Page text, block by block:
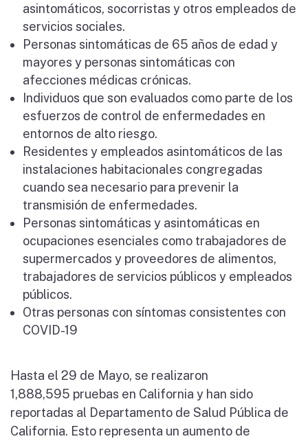
asintomáticos, socorristas y otros empleados de
servicios sociales.
Personas sintomáticas de 65 años de edad y
mayores y personas sintomáticas con
afecciones médicas crónicas.
Individuos que son evaluados como parte de los
esfuerzos de control de enfermedades en
entornos de alto riesgo.
Residentes y empleados asintomáticos de las
instalaciones habitacionales congregadas
cuando sea necesario para prevenir la
transmisión de enfermedades.
Personas sintomáticas y asintomáticas en
ocupaciones esenciales como trabajadores de
supermercados y proveedores de alimentos,
trabajadores de servicios públicos y empleados
públicos.
Otras personas con síntomas consistentes con
COVID-19
Hasta el 29 de Mayo, se realizaron
1,888,595 pruebas en California y han sido
reportadas al Departamento de Salud Pública de
California. Esto representa un aumento de